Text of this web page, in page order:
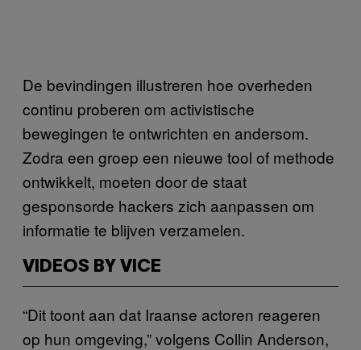
De bevindingen illustreren hoe overheden
continu proberen om activistische
bewegingen te ontwrichten en andersom.
Zodra een groep een nieuwe tool of methode
ontwikkelt, moeten door de staat
gesponsorde hackers zich aanpassen om
informatie te blijven verzamelen.
VIDEOS BY VICE
“Dit toont aan dat Iraanse actoren reageren
op hun omgeving,” volgens Collin Anderson,